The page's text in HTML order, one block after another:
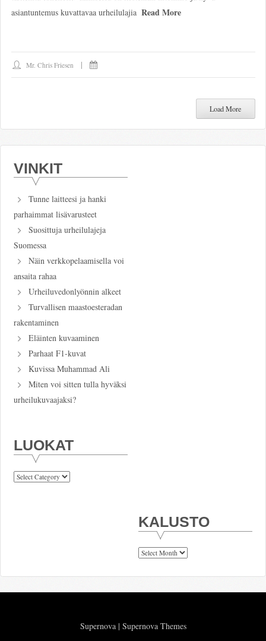
asiantuntemus kuvattavaa urheilulajia Read More
Mr. Chris Friesen
Load More
VINKIT
Tunne laitteesi ja hanki
parhaimmat lisävarusteet
Suosittuja urheilulajeja
Suomessa
Näin verkkopelaamisella voi
ansaita rahaa
Urheiluvedonlyönnin alkeet
Turvallisen maastoesteradan
rakentaminen
Eläinten kuvaaminen
Parhaat F1-kuvat
Kuvissa Muhammad Ali
Miten voi sitten tulla hyväksi
urheilukuvaajaksi?
LUOKAT
Luokat
KALUSTO
Kalusto
Supernova | Supernova Themes